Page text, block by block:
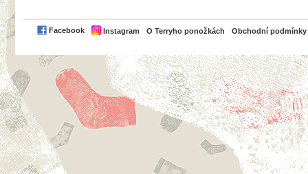
Facebook Instagram O Terryho ponožkách Obchodní podmínky
PayPal